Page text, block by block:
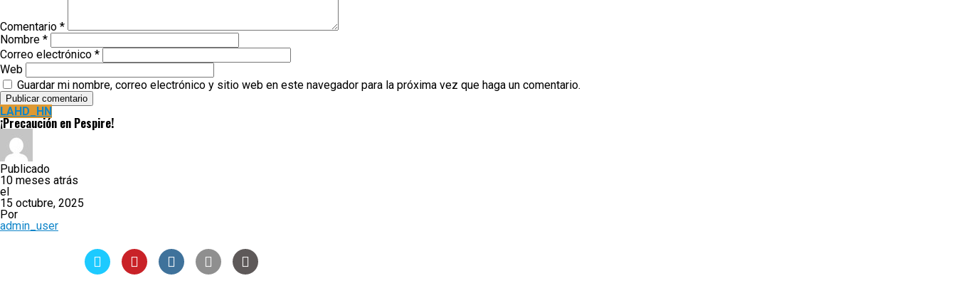
Comentario *
Nombre *
Correo electrónico *
Web
Guardar mi nombre, correo electrónico y sitio web en este navegador para la próxima vez que haga un comentario.
LAHD_HN
¡Precaución en Pespire!
Publicado
10 meses atrás
el
15 octubre, 2025
Por
admin_user